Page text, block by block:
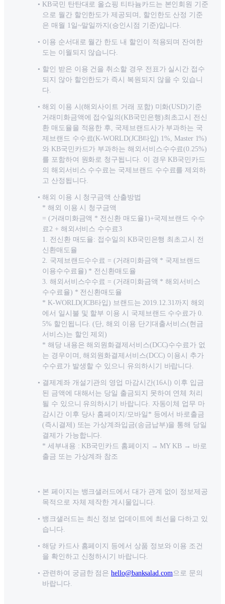
KB국민 탄탄대로 올쇼핑 티타늄카드는 본인회원 기준
으로 월간 할인한도가 제공되며, 할인한도 산정 기준
은 매월 1일~말일까지(승인시점 기준)입니다.
이용 순서대로 월간 한도 내 할인이 적용되며 잔여한
도는 이월되지 않습니다.
할인 받은 이용 건을 취소할 경우 전표가 실시간 접수
되지 않아 할인한도가 즉시 복원되지 않을 수 있습니
다.
해외 이용 시(해외사이트 거래 포함) 미화(USD)기준
거래미화금액에 접수일의(KB국민은행)최초고시 전신
환 매도율을 적용한 후, 국제브랜드사가 부과하는 국
제브랜드 수수료(K-WORLD(JCB타입) 1%, Master 1%)
와 KB국민카드가 부과하는 해외서비스수수료(0.25%)
를 포함하여 원화로 청구됩니다. 이 경우 KB국민카드
의 해외서비스 수수료는 국제브랜드 수수료를 제외하
고 산정됩니다.
해외 이용 시 청구금액 산출방법
* 해외 이용 시 청구금액
= (거래미화금액 * 전신환 매도율1)+국제브랜드 수수
료2 + 해외서비스 수수료3
1. 전신환 매도율: 접수일의 KB국민은행 최초고시 전
신환매도율
2. 국제브랜드수수료 = (거래미화금액 * 국제브랜드
이용수수료율) * 전신환매도율
3. 해외서비스수수료 = (거래미화금액 * 해외서비스
수수료율) * 전신환매도율
* K-WORLD(JCB타입) 브랜드는 2019.12.31까지 해외
에서 일시불 및 할부 이용 시 국제브랜드 수수료가 0.
5% 할인됩니다. (단, 해외 이용 단기대출서비스(현금
서비스)는 할인 제외)
* 해당 내용은 해외원화결제서비스(DCC)수수료가 없
는 경우이며, 해외원화결제서비스(DCC) 이용시 추가
수수료가 발생할 수 있으니 유의하시기 바랍니다.
결제계좌 개설기관의 영업 마감시간(16시) 이후 입금
된 금액에 대해서는 당일 출금되지 못하여 연체 처리
될 수 있으니 유의하시기 바랍니다. 자동이체 업무 마
감시간 이후 당사 홈페이지/모바일* 등에서 바로출금
(즉시결제) 또는 가상계좌입금(송금납부)을 통해 당일
결제가 가능합니다.
* 세부내용 : KB국민카드 홈페이지 → MY KB → 바로
출금 또는 가상계좌 참조
본 페이지는 뱅크샐러드에서 대가 관계 없이 정보제공
목적으로 자체 제작한 게시물입니다.
뱅크샐러드는 최신 정보 업데이트에 최선을 다하고 있
습니다.
해당 카드사 홈페이지 등에서 상품 정보와 이용 조건
을 확인하고 신청하시기 바랍니다.
관련하여 궁금한 점은 hello@banksalad.com으로 문의
바랍니다.